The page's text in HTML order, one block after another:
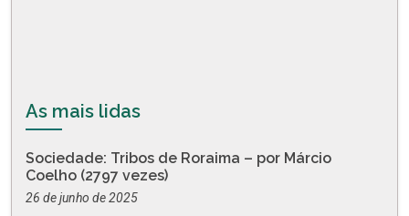
As mais lidas
Sociedade: Tribos de Roraima – por Márcio
Coelho (2797 vezes)
26 de junho de 2025